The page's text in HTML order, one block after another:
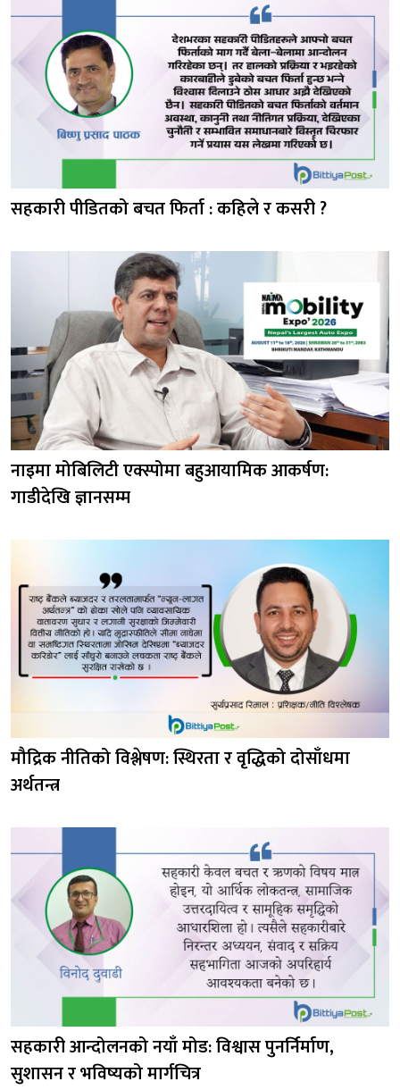
सहकारी पीडितको बचत फिर्ता : कहिले र कसरी ?
नाइमा मोबिलिटी एक्स्पोमा बहुआयामिक आकर्षण:
गाडीदेखि ज्ञानसम्म
मौद्रिक नीतिको विश्लेषण: स्थिरता र वृद्धिको दोसाँधमा
अर्थतन्त्र
सहकारी आन्दोलनको नयाँ मोड: विश्वास पुनर्निर्माण,
सुशासन र भविष्यको मार्गचित्र